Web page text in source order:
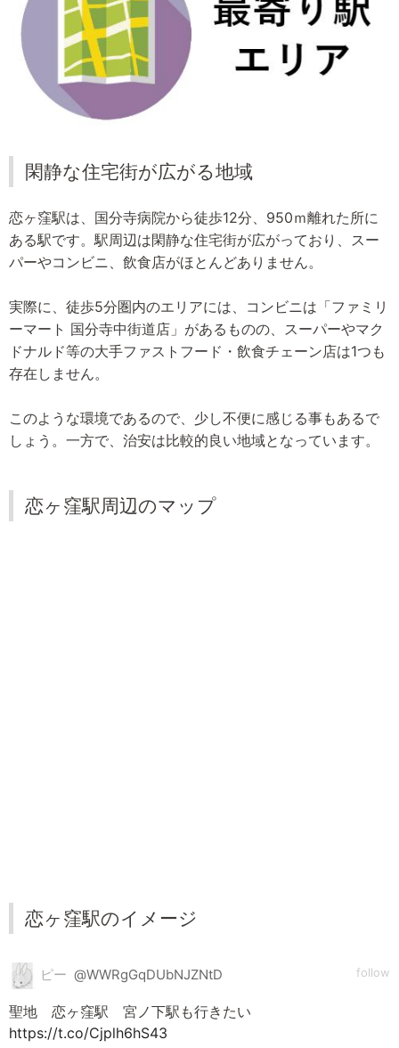
閑静な住宅街が広がる地域
恋ヶ窪駅は、国分寺病院から徒歩12分、950ｍ離れた所に
ある駅です。駅周辺は閑静な住宅街が広がっており、スー
パーやコンビニ、飲食店がほとんどありません。
実際に、徒歩5分圏内のエリアには、コンビニは「ファミリ
ーマート 国分寺中街道店」があるものの、スーパーやマク
ドナルド等の大手ファストフード・飲食チェーン店は1つも
存在しません。
このような環境であるので、少し不便に感じる事もあるで
しょう。一方で、治安は比較的良い地域となっています。
恋ヶ窪駅周辺のマップ
恋ヶ窪駅のイメージ
ピー @WWRgGqDUbNJZNtD follow
聖地 恋ヶ窪駅 宮ノ下駅も行きたい
https://t.co/Cjplh6hS43